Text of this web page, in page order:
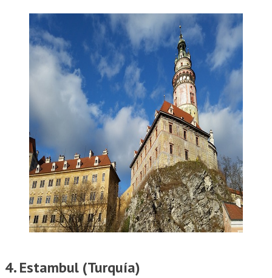
4. Estambul (Turquía)